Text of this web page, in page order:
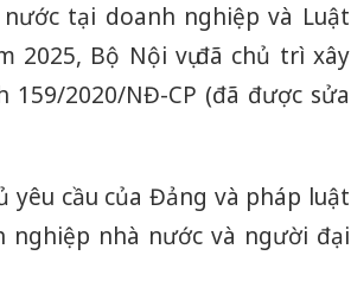
tại doanh nghiệp và Luật
2025, Bộ Nội vụ đã chủ trì xây
2020/NĐ-CP (đã được sửa
cầu của Đảng và pháp luật
nghiệp nhà nước và người đại